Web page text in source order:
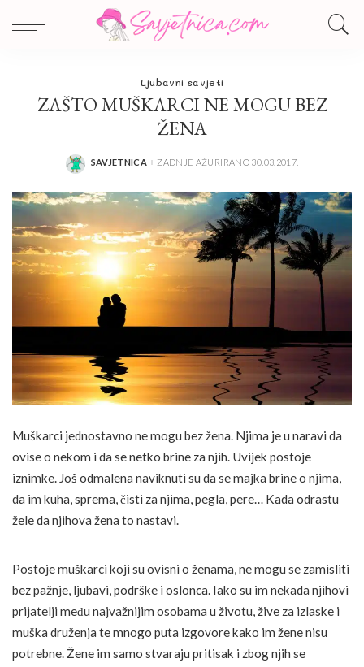
Ljubavni savjeti
ZAŠTO MUŠKARCI NE MOGU BEZ
ŽENA
POSTED
SAVJETNICA ZADNJE AŽURIRANO 30.03.2017.
Muškarci jednostavno ne mogu bez žena. Njima je u naravi da
ovise o nekom i da se netko brine za njih. Uvijek postoje
iznimke. Još odmalena naviknuti su da se majka brine o njima,
da im kuha, sprema, čisti za njima, pegla, pere… Kada odrastu
žele da njihova žena to nastavi.
Postoje muškarci koji su ovisni o ženama, ne mogu se zamisliti
bez pažnje, ljubavi, podrške i oslonca. Iako su im nekada njihovi
prijatelji među najvažnijim osobama u životu, žive za izlaske i
muška druženja te mnogo puta izgovore kako im žene nisu
potrebne. Žene im samo stvaraju pritisak i zbog njih se